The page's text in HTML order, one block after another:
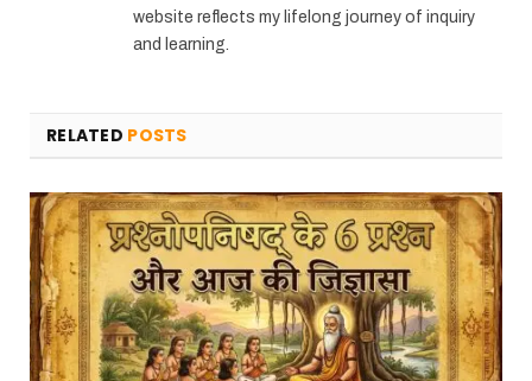
website reflects my lifelong journey of inquiry
and learning.
RELATED POSTS